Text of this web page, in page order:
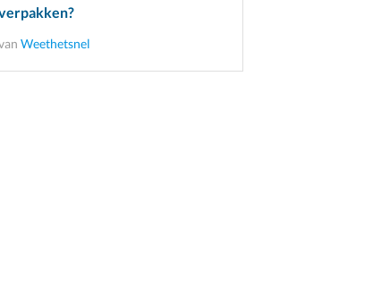
Weethetsnel